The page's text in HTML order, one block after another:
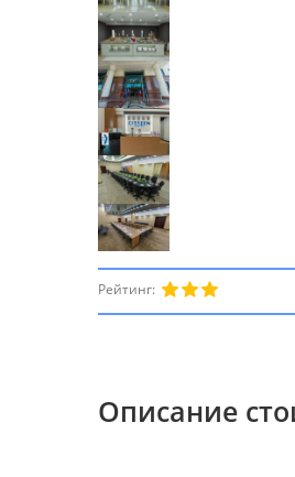
Рейтинг:
Описание